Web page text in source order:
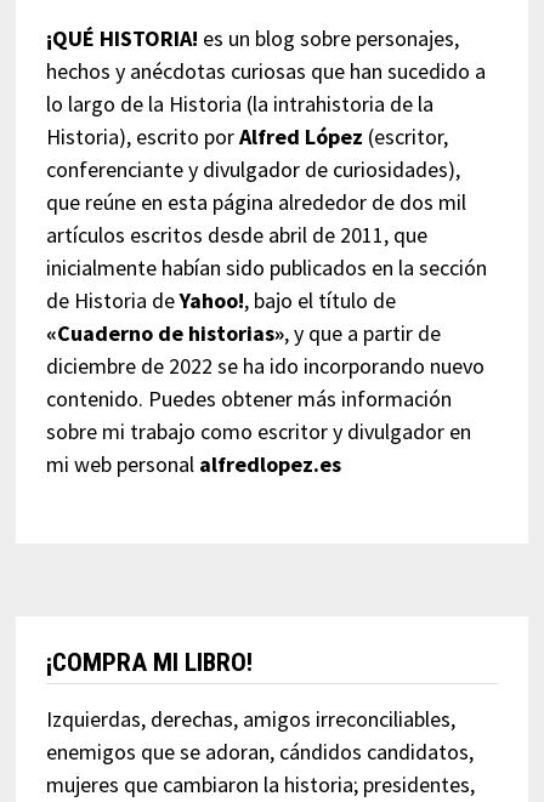
¡QUÉ HISTORIA! es un blog sobre personajes,
hechos y anécdotas curiosas que han sucedido a
lo largo de la Historia (la intrahistoria de la
Historia), escrito porAlfred López (escritor,
conferenciante y divulgador de curiosidades),
que reúne en esta página alrededor de dos mil
artículos escritos desde abril de 2011, que
inicialmente habían sido publicados en la sección
de Historia deYahoo!, bajo el título de
«Cuaderno de historias», y que a partir de
diciembre de 2022 se ha ido incorporando nuevo
contenido. Puedes obtener más información
sobre mi trabajo como escritor y divulgador en
mi web personal alfredlopez.es
¡COMPRA MI LIBRO!
Izquierdas, derechas, amigos irreconciliables,
enemigos que se adoran, cándidos candidatos,
mujeres que cambiaron la historia; presidentes,